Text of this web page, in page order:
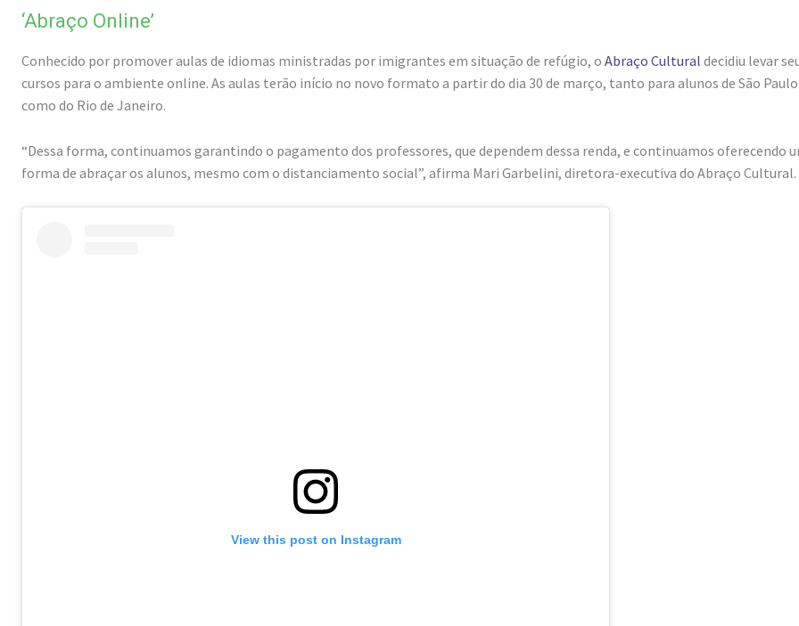
‘Abraço Online’
Conhecido por promover aulas de idiomas ministradas por imigrantes em situação de refúgio, o Abraço Cultural decidiu levar
cursos para o ambiente online. As aulas terão início no novo formato a partir do dia 30 de março, tanto para alunos de São Paulo
como do Rio de Janeiro.
“Dessa forma, continuamos garantindo o pagamento dos professores, que dependem dessa renda, e continuamos oferecendo
forma de abraçar os alunos, mesmo com o distanciamento social”, afirma Mari Garbelini, diretora-executiva do Abraço Cultural.
View this post on Instagram